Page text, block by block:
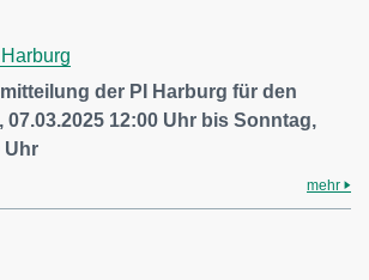
der PI Harburg für den
07.03.2025 12:00 Uhr bis Sonntag,
Uhr
mehr